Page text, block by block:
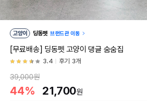
고양이 딩동펫 브랜드관 이동
[무료배송] 딩동펫 고양이 댕글 숨숨집
3.4 후기 3개
39,000원
44% 21,700원